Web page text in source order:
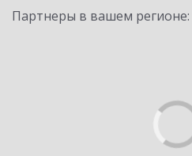
Партнеры в вашем регионе: